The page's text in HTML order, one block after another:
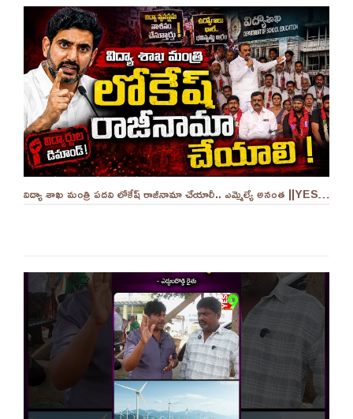
విద్యా శాఖ మంత్రి పదవి లోకేష్ రాజీనామా చేయాలీ.. ఎమ్మెల్యే అనంత ||YES 9TV